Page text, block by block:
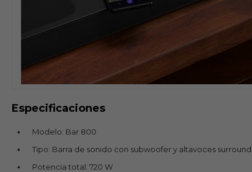
Especificaciones
Modelo: Bar 800
Tipo: Barra de sonido con subwoofer y altavoces
Potencia total: 720 W